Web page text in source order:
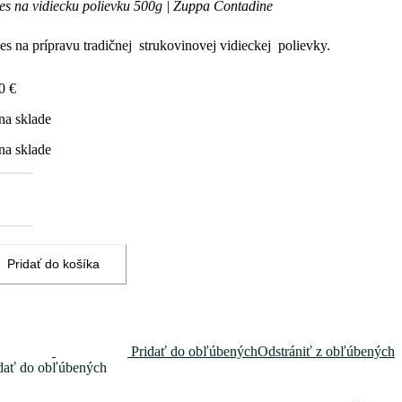
na vidiecku polievku 500g | Zuppa Contadine
na prípravu tradičnej strukovinovej vidieckej polievky.
€
sklade
sklade
Pridať do košíka
Pridať do obľúbenýchOdstrániť z obľúbených
do obľúbených